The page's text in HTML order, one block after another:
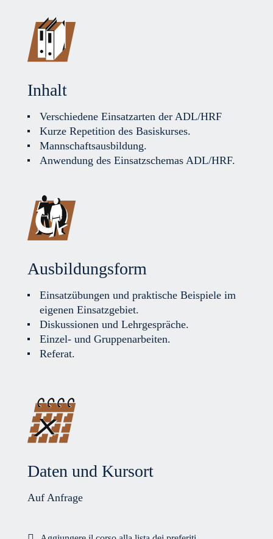
Inhalt
Verschiedene Einsatzarten der ADL/HRF
Kurze Repetition des Basiskurses.
Mannschaftsausbildung.
Anwendung des Einsatzschemas ADL/HRF.
Ausbildungsform
Einsatzübungen und praktische Beispiele im
eigenen Einsatzgebiet.
Diskussionen und Lehrgespräche.
Einzel- und Gruppenarbeiten.
Referat.
Daten und Kursort
Auf Anfrage